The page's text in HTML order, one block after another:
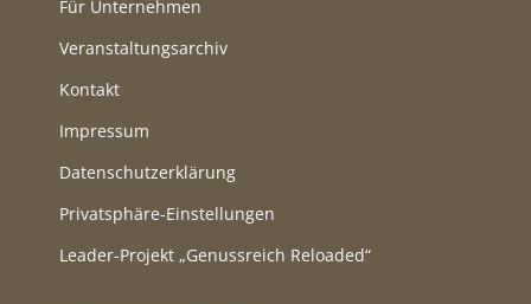
Für Unternehmen
Veranstaltungsarchiv
Kontakt
Impressum
Datenschutzerklärung
Privatsphäre-Einstellungen
Leader-Projekt „Genussreich Reloaded“